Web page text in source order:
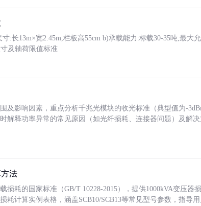
:长13m×宽2.45m,栏板高55cm b)承载能力:标载30-35吨,最大允
及轴荷限值标准
及影响因素，重点分析千兆光模块的收光标准（典型值为-
解释功率异常的常见原因（如光纤损耗、连接器问题）及解
法
损耗的国家标准（GB/T 10228-2015），提供1000kVA变压器
耗计算实例表格，涵盖SCB10/SCB13等常见型号参数，指导